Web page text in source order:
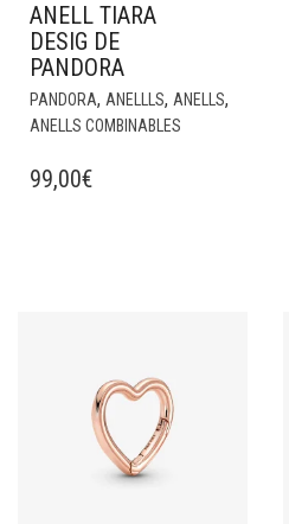
ANELL TIARA
DESIG DE
PANDORA
PANDORA, ANELLLS, ANELLS,
ANELLS COMBINABLES
99,00€